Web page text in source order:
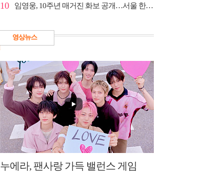
10 임영웅, 10주년 매거진 화보 공개…서울 한복판 대형 현...
영상뉴스
누에라, 팬사랑 가득 밸런스 게임